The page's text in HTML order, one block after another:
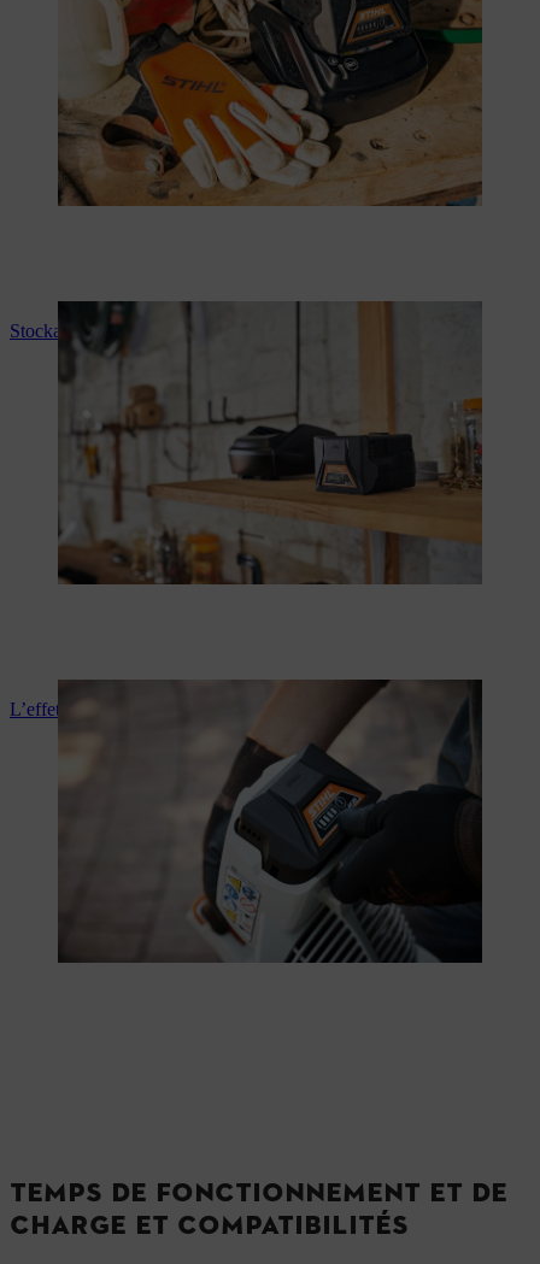
Stockage des batteries
L’effet mémoire d'une batterie
TEMPS DE FONCTIONNEMENT ET DE
CHARGE ET COMPATIBILITÉS